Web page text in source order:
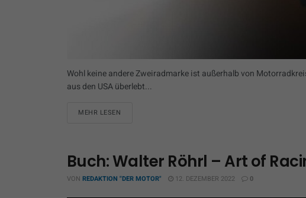
Wohl keine andere Zweiradmarke ist außerhalb von
aus den USA überlebt...
MEHR LESEN
Buch: Walter Röhrl – Art of
VON REDAKTION "DER MOTOR" 12. DEZEMBER 2022 0